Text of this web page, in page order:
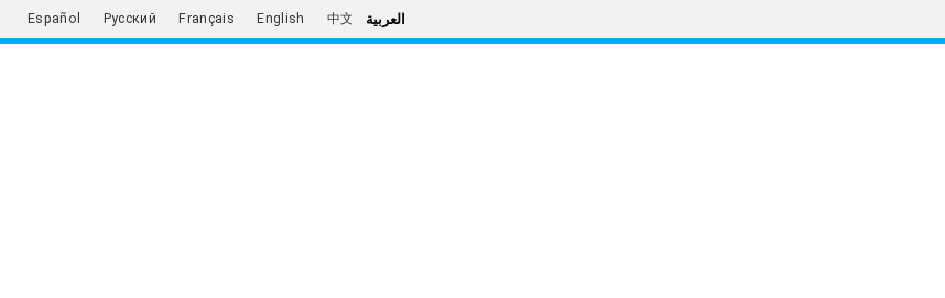
العربية 中文
English
Français
Русский
Español